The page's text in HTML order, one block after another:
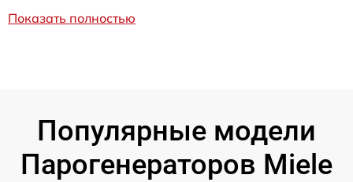
Показать полностью
Популярные модели
Парогенераторов Miele